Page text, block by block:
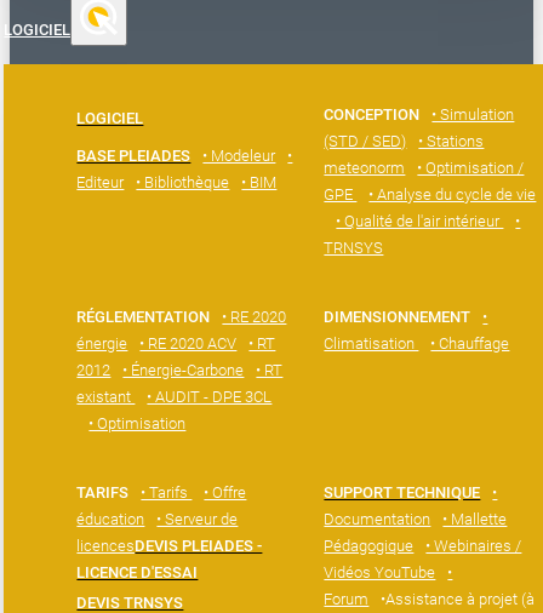
LOGICIEL
LOGICIEL
BASE PLEIADES • Modeleur
•
Editeur
• Bibliothèque • BIM
CONCEPTION
• Simulation
(STD / SED)
• Stations
meteonorm
• Optimisation /
GPE
• Analyse du cycle de vie
• Qualité de l'air intérieur
•
TRNSYS
RÉGLEMENTATION
• RE 2020
énergie
• RE 2020 ACV
• RT
2012
• Énergie-Carbone
• RT
existant
• AUDIT - DPE 3CL
• Optimisation
DIMENSIONNEMENT
•
Climatisation
• Chauffage
TARIFS • Tarifs
• Offre
éducation
• Serveur de
licencesDEVIS PLEIADES -
LICENCE D'ESSAI
DEVIS TRNSYS
SUPPORT TECHNIQUE
•
Documentation
• Mallette
Pédagogique
• Webinaires /
Vidéos YouTube
•
Forum
•Assistance à projet (à